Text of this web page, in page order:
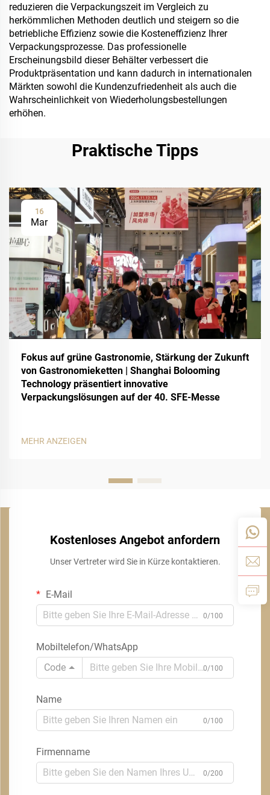
reduzieren die Verpackungszeit im Vergleich zu
herkömmlichen Methoden deutlich und steigern so die
betriebliche Effizienz sowie die Kosteneffizienz Ihrer
Verpackungsprozesse. Das professionelle
Erscheinungsbild dieser Behälter verbessert die
Produktpräsentation und kann dadurch in internationalen
Märkten sowohl die Kundenzufriedenheit als auch die
Wahrscheinlichkeit von Wiederholungsbestellungen
erhöhen.
Praktische Tipps
16
Mar
Fokus auf grüne Gastronomie, Stärkung der Zukunft
von Gastronomieketten | Shanghai Bolooming
Technology präsentiert innovative
Verpackungslösungen auf der 40. SFE-Messe
MEHR ANZEIGEN
Kostenloses Angebot anfordern
Unser Vertreter wird Sie in Kürze kontaktieren.
E-Mail
0/100
Mobiltelefon/WhatsApp
Code
0/100
Name
0/100
Firmenname
0/200